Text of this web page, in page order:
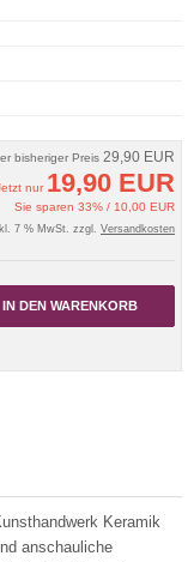
bisheriger Preis 29,90 EUR
nur 19,90 EUR
Sie sparen 33% / 10,00 EUR
7 % MwSt. zzgl. Versandkosten
IN DEN WARENKORB
Keramik
anschauliche